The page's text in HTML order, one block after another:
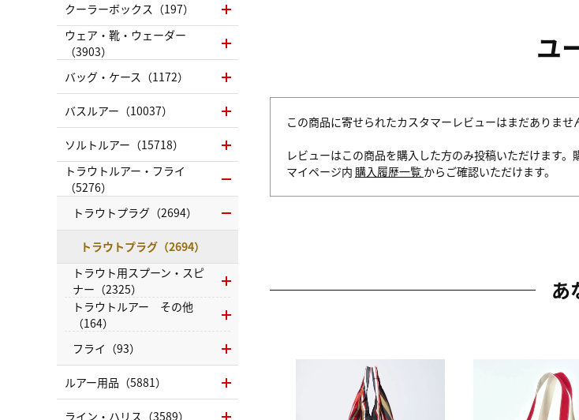
ユ
この商品に寄せられたカスタマーレビューはまだありませ
レビューはこの商品を購入した方のみ投稿いただけます。
マイページ内 購入履歴一覧 からご確認いただけます。
あ
クーラーボックス（197）
ウェア・靴・ウェーダー
（3903）
バッグ・ケース（1172）
バスルアー（10037）
ソルトルアー（15718）
トラウトルアー・フライ
（5276）
トラウトプラグ（2694）
トラウトプラグ（2694）
トラウト用スプーン・スピ
ナー（2325）
トラウトルアー その他
（164）
フライ（93）
ルアー用品（5881）
ライン・ハリス（3589）